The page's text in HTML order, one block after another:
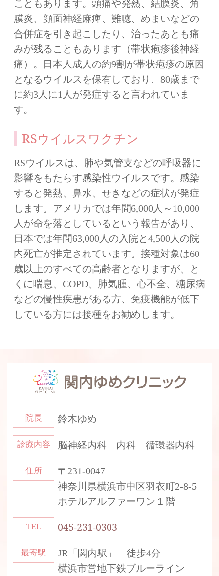
こともあります。頭痛や発熱、結膜炎、角
膜炎、顔面神経麻痺、難聴、めまいなどの
合併症を引き起こしたり、治ったあとも痛
みが残ることもあります（帯状疱疹後神経
痛）。日本人成人の約9割が帯状疱疹の原因
となるウイルスを保有しており、80歳まで
に約3人に1人が発症すると言われていま
す。
RSウイルスワクチン
RSウイルスは、肺や気管支などの呼吸器に
影響をもたらす感染性ウイルスです。感染
すると発熱、鼻水、せきなどの症状が発症
します。アメリカでは年間6,000人～10,000
人が命を落としているという報告があり、
日本では年間63,000人の入院と4,500人の院
内死亡が推定されています。接種対象は60
歳以上のすべての高齢者となりますが、と
くに喘息、COPD、肺気腫、心不全、糖尿病
などの慢性疾患がある方、免疫機能が低下
している方には接種をお勧めします。
院長 鈴木ゆめ
診療内容 脳神経内科 内科 循環器内科
住所
〒231-0047
神奈川県横浜市中区羽衣町2-8-5
ホテルアルファーワン１階
TEL 045-231-0303
最寄駅
JR「関内駅」 徒歩4分
横浜市営地下鉄ブルーライン